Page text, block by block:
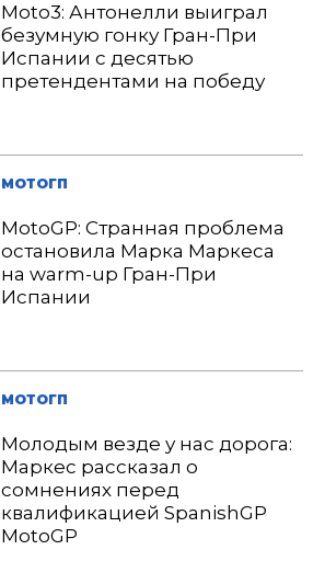
Moto3: Антонелли выиграл
безумную гонку Гран-При
Испании с десятью
претендентами на победу
МОТОГП
MotoGP: Странная проблема
остановила Марка Маркеса
на warm-up Гран-При
Испании
МОТОГП
Молодым везде у нас дорога:
Маркес рассказал о
сомнениях перед
квалификацией SpanishGP
MotoGP